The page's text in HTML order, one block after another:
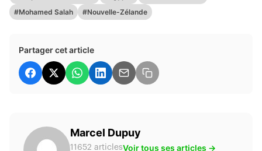
#Mohamed Salah
#Nouvelle-Zélande
Partager cet article
Marcel Dupuy
11652 articlesVoir tous ses articles →